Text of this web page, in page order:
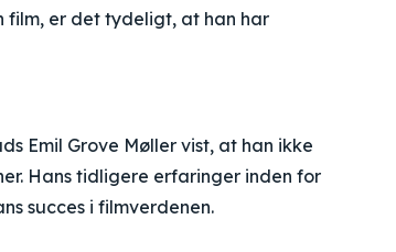
film, er det tydeligt, at han har
Emil Grove Møller vist, at han ikke
Hans tidligere erfaringer inden for
succes i filmverdenen.